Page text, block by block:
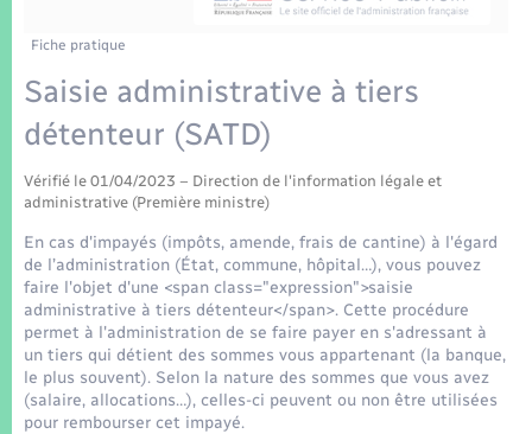
Organisation d’événement
Sécurité - Prévention
Transports
Voirie et espace public
La Communauté de communes
Fiche pratique
Saisie administrative à tiers
détenteur (SATD)
Vérifié le 01/04/2023 – Direction de l'information légale et
administrative (Première ministre)
En cas d'impayés (impôts, amende, frais de cantine) à l'égard
de l’administration (État, commune, hôpital…), vous pouvez
faire l'objet d'une <span class="expression">saisie
administrative à tiers détenteur</span>. Cette procédure
permet à l'administration de se faire payer en s'adressant à
un tiers qui détient des sommes vous appartenant (la banque,
le plus souvent). Selon la nature des sommes que vous avez
(salaire, allocations…), celles-ci peuvent ou non être utilisées
pour rembourser cet impayé.